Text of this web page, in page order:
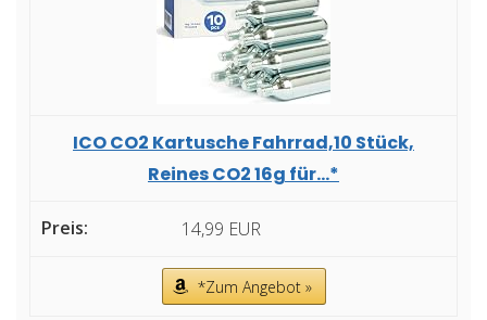
ICO CO2 Kartusche Fahrrad,10 Stück,
Reines CO2 16g für...*
14,99 EUR
*Zum Angebot »